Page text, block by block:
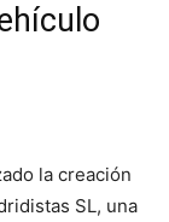
la creación
SL, una